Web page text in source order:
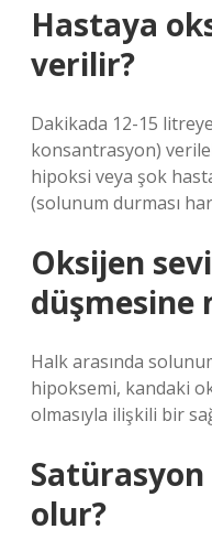
Hastaya
verilir?
Dakikada 12-15
konsantrasyon)
hipoksi veya şok
(solunum durması
Oksijen
düşmesine
Halk arasında
hipoksemi, kandaki
olmasıyla ilişkili bir
olur?